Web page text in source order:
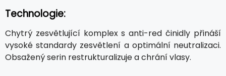
Technologie:
Chytrý zesvětlující komplex s anti-red činidly přináší
vysoké standardy zesvětlení a optimální neutralizaci.
Obsažený serin restrukturalizuje a chrání vlasy.